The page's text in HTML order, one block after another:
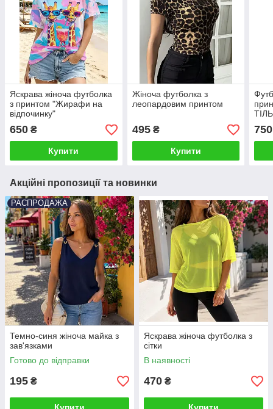
Яскрава жіноча футболка
з принтом "Жирафи на
відпочинку"
650 ₴
Купити
Жіноча футболка з
леопардовим принтом
495₴
Купити
750
Акційні пропозиції та новинки
РАСПРОДАЖА
Темно-синя жіноча майка з
зав'язками
Готово до відправки
195 ₴
Яскрава жіноча футболка з
сітки
В наявності
470 ₴